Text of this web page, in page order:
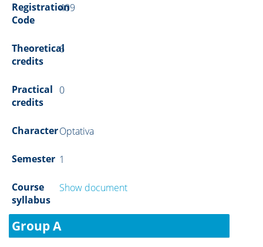
Registration
Code
409
Theoretical
credits
6
Practical
credits
0
CharacterOptativa
Semester 1
Course
syllabus
Show document
Group A